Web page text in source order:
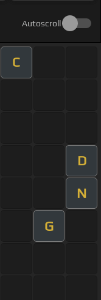
Autoscroll
C
D
N
G